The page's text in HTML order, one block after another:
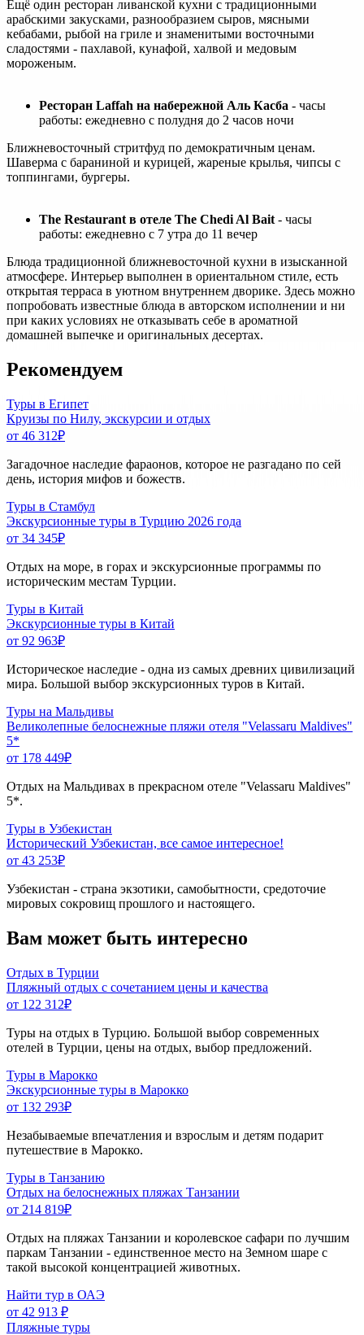
Ещё один ресторан ливанской кухни с традиционными
арабскими закусками, разнообразием сыров, мясными
кебабами, рыбой на гриле и знаменитыми восточными
сладостями - пахлавой, кунафой, халвой и медовым
мороженым.
Ресторан Laffah на набережной Аль Касба - часы
работы: ежедневно с полудня до 2 часов ночи
Ближневосточный стритфуд по демократичным ценам.
Шаверма с бараниной и курицей, жареные крылья, чипсы с
топпингами, бургеры.
The Restaurant в отеле The Chedi Al Bait - часы
работы: ежедневно с 7 утра до 11 вечер
Блюда традиционной ближневосточной кухни в изысканной
атмосфере. Интерьер выполнен в ориентальном стиле, есть
открытая терраса в уютном внутреннем дворике. Здесь можно
попробовать известные блюда в авторском исполнении и ни
при каких условиях не отказывать себе в ароматной
домашней выпечке и оригинальных десертах.
Рекомендуем
Туры в Египет
Круизы по Нилу, экскурсии и отдых
от 46 312₽
Загадочное наследие фараонов, которое не разгадано по сей
день, история мифов и божеств.
Туры в Стамбул
Экскурсионные туры в Турцию 2026 года
от 34 345₽
Отдых на море, в горах и экскурсионные программы по
историческим местам Турции.
Туры в Китай
Экскурсионные туры в Китай
от 92 963₽
Историческое наследие - одна из самых древних цивилизаций
мира. Большой выбор экскурсионных туров в Китай.
Туры на Мальдивы
Великолепные белоснежные пляжи отеля "Velassaru Maldives"
5*
от 178 449₽
Отдых на Мальдивах в прекрасном отеле "Velassaru Maldives"
5*.
Туры в Узбекистан
Исторический Узбекистан, все самое интересное!
от 43 253₽
Узбекистан - страна экзотики, самобытности, средоточие
мировых сокровищ прошлого и настоящего.
Вам может быть интересно
Отдых в Турции
Пляжный отдых с сочетанием цены и качества
от 122 312₽
Туры на отдых в Турцию. Большой выбор современных
отелей в Турции, цены на отдых, выбор предложений.
Туры в Марокко
Экскурсионные туры в Марокко
от 132 293₽
Незабываемые впечатления и взрослым и детям подарит
путешествие в Марокко.
Туры в Танзанию
Отдых на белоснежных пляжах Танзании
от 214 819₽
Отдых на пляжах Танзании и королевское сафари по лучшим
паркам Танзании - единственное место на Земном шаре с
такой высокой концентрацией животных.
Найти тур в ОАЭ
от 42 913 ₽
Пляжные туры